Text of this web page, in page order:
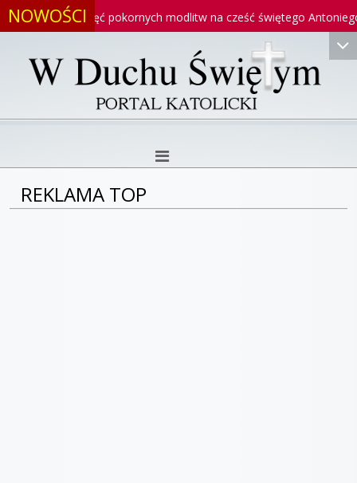
NOWOŚCI
Pięć pokornych modlitw na cześć świętego Antoniego
REKLAMA TOP